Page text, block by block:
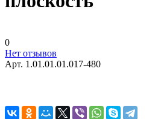
0
Нет отзывов
Арт. 1.01.01.01.017-480